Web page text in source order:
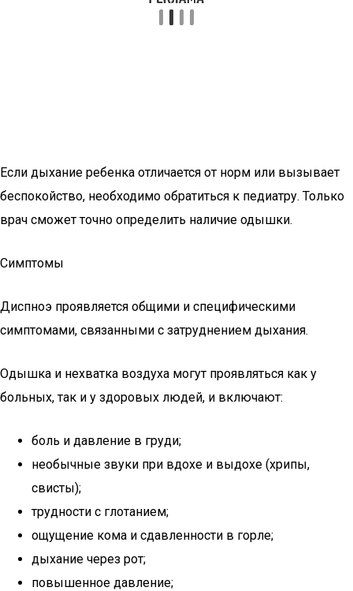
Если дыхание ребенка отличается от норм или вызывает
беспокойство, необходимо обратиться к педиатру. Только
врач сможет точно определить наличие одышки.
Симптомы
Диспноэ проявляется общими и специфическими
симптомами, связанными с затруднением дыхания.
Одышка и нехватка воздуха могут проявляться как у
больных, так и у здоровых людей, и включают:
боль и давление в груди;
необычные звуки при вдохе и выдохе (хрипы,
свисты);
трудности с глотанием;
ощущение кома и сдавленности в горле;
дыхание через рот;
повышенное давление;